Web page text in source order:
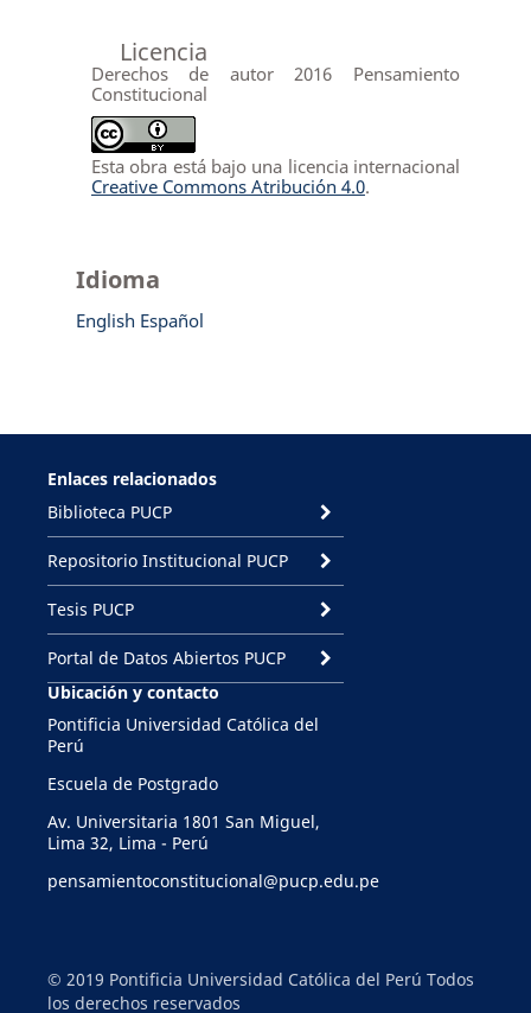
Licencia
Derechos de autor 2016 Pensamiento
Constitucional
Esta obra está bajo una licencia internacional
Creative Commons Atribución 4.0.
Idioma
English Español
Enlaces relacionados
Biblioteca PUCP
Repositorio Institucional PUCP
Tesis PUCP
Portal de Datos Abiertos PUCP
Ubicación y contacto
Pontificia Universidad Católica del
Perú
Escuela de Postgrado
Av. Universitaria 1801 San Miguel,
Lima 32, Lima - Perú
pensamientoconstitucional@pucp.edu.pe
© 2019 Pontificia Universidad Católica del Perú Todos
los derechos reservados